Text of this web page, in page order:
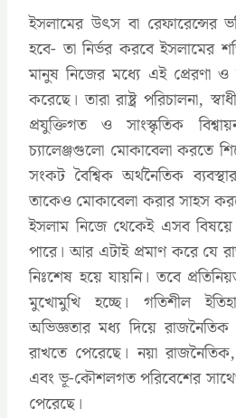
ইসলামের উৎস বা রেফারেন্সের
হবে- তা নির্ভর করবে ইসলামের
মানুষ নিজের মধ্যে এই প্রেরণা
করেছে। তারা রাষ্ট্র পরিচালনা,
প্রযুক্তিগত ও সাংস্কৃতিক
চ্যালেঞ্জগুলো মোকাবেলা করতে
সংকট বৈশ্বিক অর্থনৈতিক
তাকেও মোকাবেলা করার সাহস
ইসলাম নিজে থেকেই এসব বিষয়ে
পারে। আর এটাই প্রমাণ করে যে
নিঃশেষ হয়ে যায়নি। তবে
মুখোমুখি হচ্ছে। গতিশীল
অভিজ্ঞতার মধ্য দিয়ে
রাখতে পেরেছে। নয়া
এবং ভূ-কৌশলগত পরিবেশের
পেরেছে।